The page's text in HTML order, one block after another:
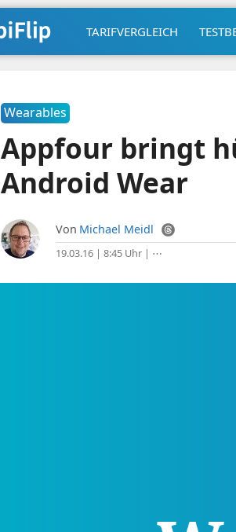
TARIFVERGLEICH
Wearables
Appfour bringt
Android Wear
Von Michael Meidl
19.03.16 | 8:45 Uhr| ⋯